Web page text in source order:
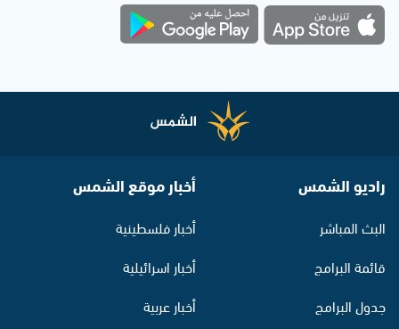
راديو الشمس
البث المباشر
قائمة البرامج
جدول البرامج
أخبار موقع الشمس
أخبار فلسطينية
أخبار اسرائيلية
أخبار عربية